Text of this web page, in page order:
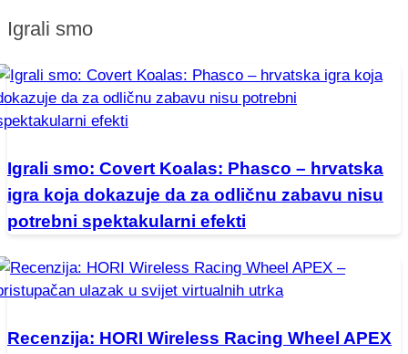
Igrali smo
Igrali smo: Covert Koalas: Phasco – hrvatska
igra koja dokazuje da za odličnu zabavu nisu
potrebni spektakularni efekti
Recenzija: HORI Wireless Racing Wheel APEX